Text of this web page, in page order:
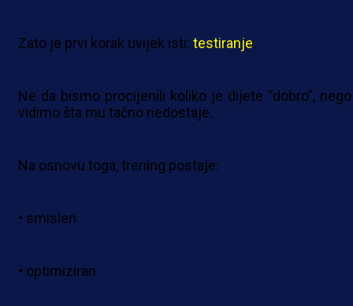
Zato je prvi korak uvijek isti: testiranje.
Ne da bismo procijenili koliko je dijete “dobro”,
vidimo šta mu tačno nedostaje.
Na osnovu toga, trening postaje:
• smislen
• optimiziran